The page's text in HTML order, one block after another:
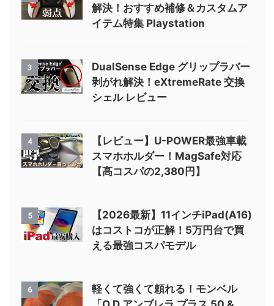
解決！おすすめ補修＆カスタムア
イテム特集 Playstation
3
DualSense Edge グリップラバー
剥がれ解決！eXtremeRate 交換
シェル レビュー
4
【レビュー】U-POWER最強車載
スマホホルダー！MagSafe対応
【高コスパの2,380円】
5
【2026最新】11インチiPad(A16)
はコストコが正解！5万円台で買
える最強コスパモデル
6
軽くて強くて頼れる！モンベル